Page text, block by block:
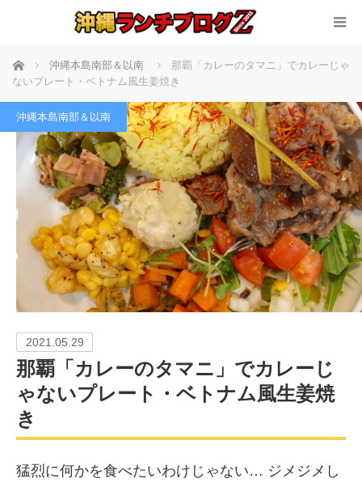
ホーム 沖縄本島南部＆以南
那覇「カレーのタマニ」でカレーじゃ
ないプレート・ベトナム風生姜焼き
沖縄本島南部＆以南
2021.05.29
那覇「カレーのタマニ」でカレーじ
ゃないプレート・ベトナム風生姜焼
き
猛烈に何かを食べたいわけじゃない… ジメジメし